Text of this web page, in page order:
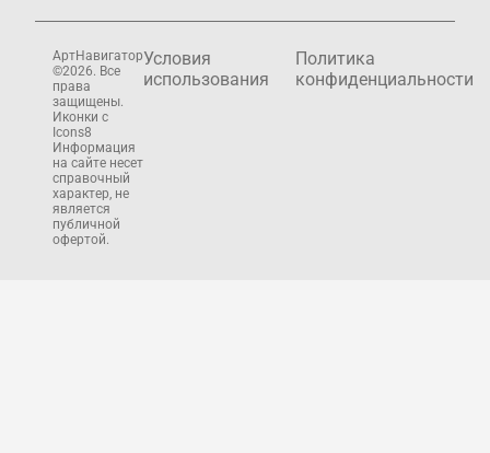
АртНавигатор
©2026. Все
права
защищены.
Иконки с
Icons8
Информация
на сайте несет
справочный
характер, не
является
публичной
офертой.
Условия
использования
Политика
конфиденциальности